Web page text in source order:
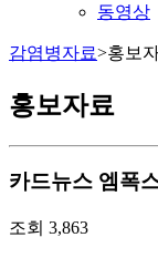
동영상
감염병자료>홍보
홍보자료
카드뉴스 엠폭
조회 3,863